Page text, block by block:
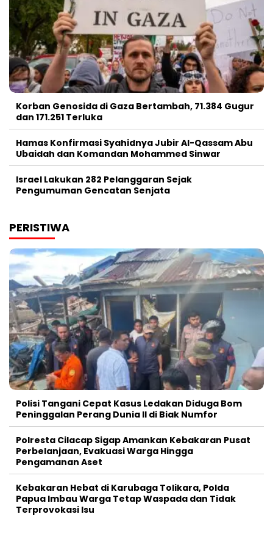
Korban Genosida di Gaza Bertambah, 71.384 Gugur
dan 171.251 Terluka
Hamas Konfirmasi Syahidnya Jubir Al-Qassam Abu
Ubaidah dan Komandan Mohammed Sinwar
Israel Lakukan 282 Pelanggaran Sejak
Pengumuman Gencatan Senjata
PERISTIWA
Polisi Tangani Cepat Kasus Ledakan Diduga Bom
Peninggalan Perang Dunia II di Biak Numfor
Polresta Cilacap Sigap Amankan Kebakaran Pusat
Perbelanjaan, Evakuasi Warga Hingga
Pengamanan Aset
Kebakaran Hebat di Karubaga Tolikara, Polda
Papua Imbau Warga Tetap Waspada dan Tidak
Terprovokasi Isu